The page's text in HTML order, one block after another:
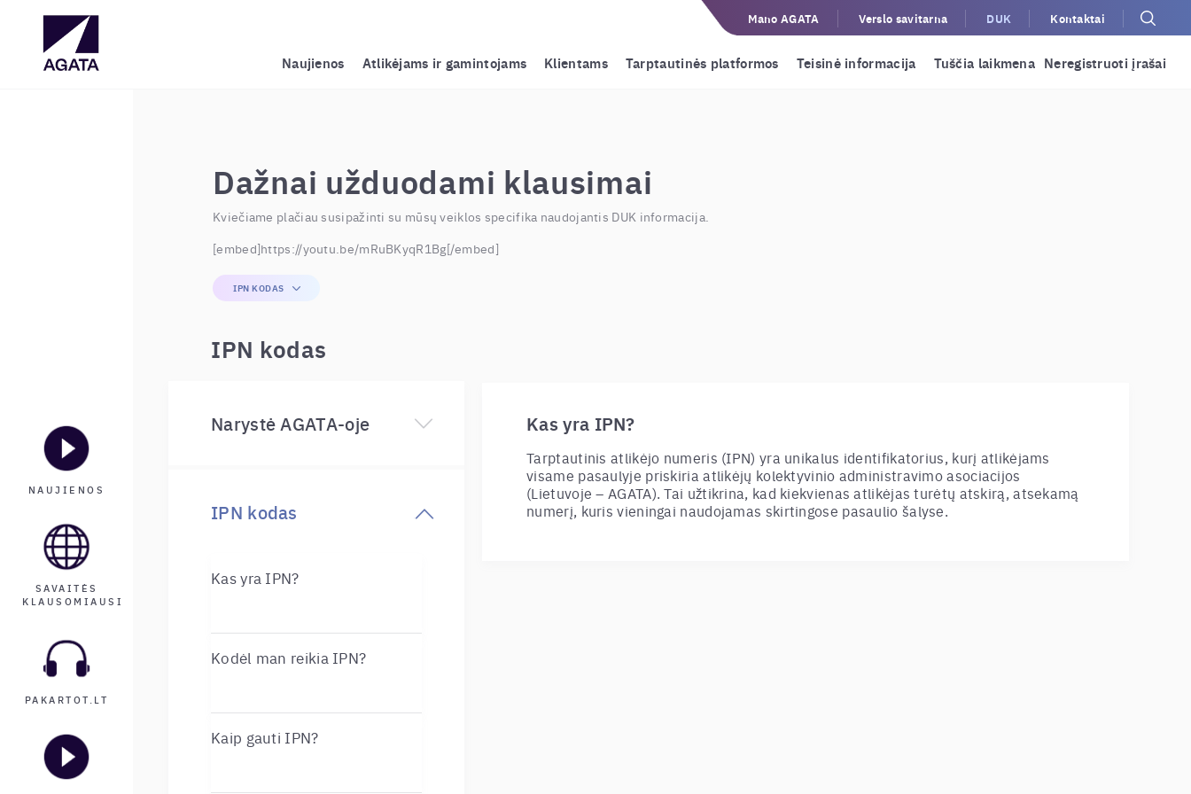
Mano AGATA Verslo savitarna DUK Kontaktai
Naujienos Atlikėjams ir gamintojams Klientams Tarptautinės platformos Teisinė informacija Tuščia laikmena Neregistruoti įrašai
NAUJIENOS
SAVAITĖS
KLAUSOMIAUSI
PAKARTOT.LT
Dažnai užduodami klausimai
Kviečiame plačiau susipažinti su mūsų veiklos specifika naudojantis DUK informacija.
[embed]https://youtu.be/mRuBKyqR1Bg[/embed]
IPN KODAS
IPN kodas
Narystė AGATA-oje
IPN kodas
Kas yra IPN?
Kodėl man reikia IPN?
Kaip gauti IPN?
Kas yra IPN?
Tarptautinis atlikėjo numeris (IPN) yra unikalus identifikatorius, kurį atlikėjams
visame pasaulyje priskiria atlikėjų kolektyvinio administravimo asociacijos
(Lietuvoje – AGATA). Tai užtikrina, kad kiekvienas atlikėjas turėtų atskirą, atsekamą
numerį, kuris vieningai naudojamas skirtingose pasaulio šalyse.